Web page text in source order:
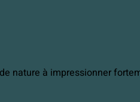
nature à impressionner